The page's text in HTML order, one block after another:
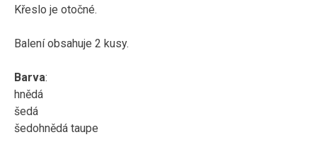
Křeslo je otočné.
Balení obsahuje 2 kusy.
Barva:
hnědá
šedá
šedohnědá taupe